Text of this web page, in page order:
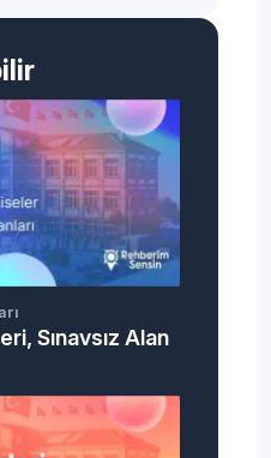
Sınavsız Alan